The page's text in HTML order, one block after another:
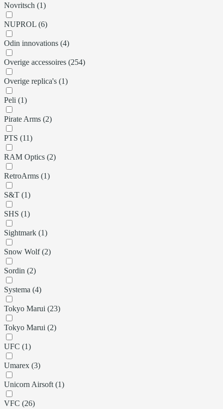
Novritsch (1)
NUPROL (6)
Odin innovations (4)
Overige accessoires (254)
Overige replica's (1)
Peli (1)
Pirate Arms (2)
PTS (11)
RAM Optics (2)
RetroArms (1)
S&T (1)
SHS (1)
Sightmark (1)
Snow Wolf (2)
Sordin (2)
Systema (4)
Tokyo Marui (23)
Tokyo Marui (2)
UFC (1)
Umarex (3)
Unicorn Airsoft (1)
VFC (26)